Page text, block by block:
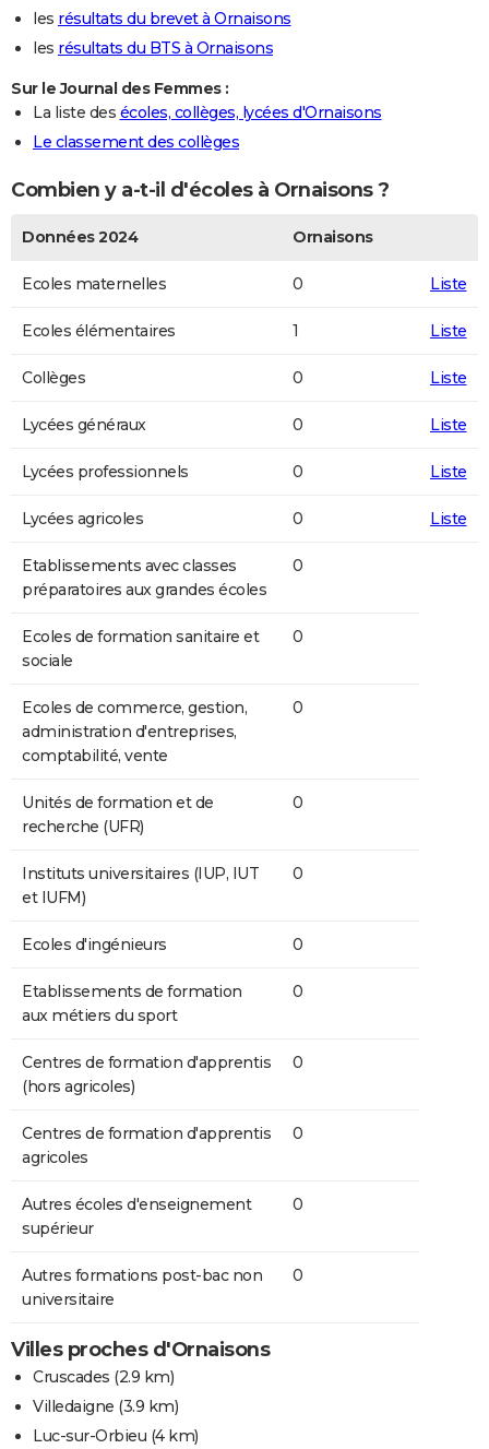
les résultats du brevet à Ornaisons
les résultats du BTS à Ornaisons
Sur le Journal des Femmes :
La liste des écoles, collèges, lycées d'Ornaisons
Le classement des collèges
Combien y a-t-il d'écoles à Ornaisons ?
Données 2024 Ornaisons
Ecoles maternelles 0 Liste
Ecoles élémentaires 1 Liste
Collèges 0 Liste
Lycées généraux 0 Liste
Lycées professionnels 0 Liste
Lycées agricoles 0 Liste
Etablissements avec classes
préparatoires aux grandes écoles
0
Ecoles de formation sanitaire et
sociale
0
Ecoles de commerce, gestion,
administration d'entreprises,
comptabilité, vente
0
Unités de formation et de
recherche (UFR)
0
Instituts universitaires (IUP, IUT
et IUFM)
0
Ecoles d'ingénieurs 0
Etablissements de formation
aux métiers du sport
0
Centres de formation d'apprentis
(hors agricoles)
0
Centres de formation d'apprentis
agricoles
0
Autres écoles d'enseignement
supérieur
0
Autres formations post-bac non
universitaire
0
Villes proches d'Ornaisons
Cruscades (2.9 km)
Villedaigne (3.9 km)
Luc-sur-Orbieu (4 km)